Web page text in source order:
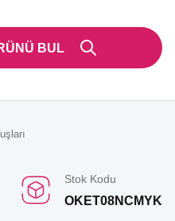
BUL
Stok Kodu
OKET08NCMYK